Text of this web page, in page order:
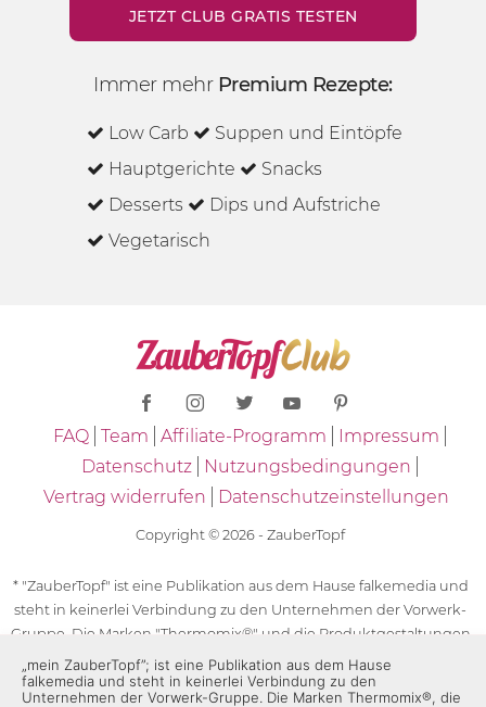
JETZT CLUB GRATIS TESTEN
Immer mehr Premium Rezepte:
Low Carb
Suppen und Eintöpfe
Hauptgerichte
Snacks
Desserts
Dips und Aufstriche
Vegetarisch
FAQ Team Affiliate-Programm
Impressum
Datenschutz
Nutzungsbedingungen
Vertrag widerrufen
Datenschutzeinstellungen
Copyright © 2026 - ZauberTopf
* "ZauberTopf" ist eine Publikation aus dem Hause falkemedia und
steht in keinerlei Verbindung zu den Unternehmen der Vorwerk-
Gruppe. Die Marken "Thermomix®" und die Produktgestaltungen
des "Thermomix®" sind eingetragene Marken der Unternehmen
der Vorwerk-Gruppe. Die Marken Thermomix®, die Zeichen TM5®,
„mein ZauberTopf”; ist eine Publikation aus dem Hause
falkemedia und steht in keinerlei Verbindung zu den
Unternehmen der Vorwerk-Gruppe. Die Marken Thermomix®, die